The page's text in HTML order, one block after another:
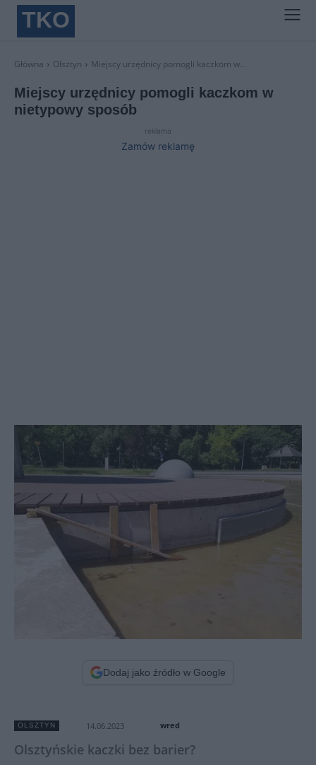
TKO
Główna Olsztyn Miejscy urzędnicy pomogli kaczkom w...
Miejscy urzędnicy pomogli kaczkom w
nietypowy sposób
reklama
Zamów reklamę
Dodaj jako źródło w Google
OLSZTYN 14.06.2023 wred
Olsztyńskie kaczki bez barier?